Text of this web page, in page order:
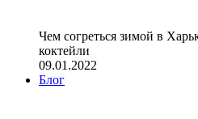
Чем согреться зимой в
коктейли
09.01.2022
Блог